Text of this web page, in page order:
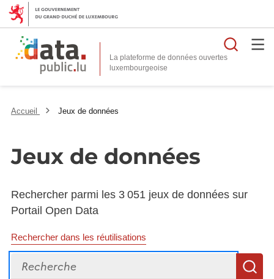
La plateforme de données ouvertes
Accueil Jeux de données
Jeux de données
Rechercher parmi les 3 051 jeux de données sur
Portail Open Data
Rechercher dans les réutilisations
Recherche